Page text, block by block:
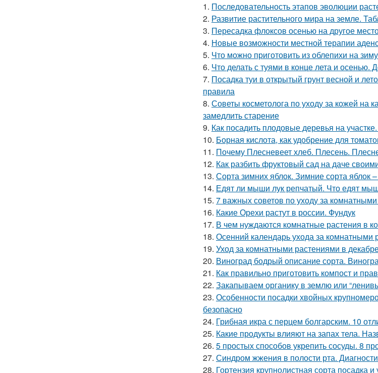
1. Последовательность этапов эволюции
2. Развитие растительного мира на земле.
3. Пересадка флоксов осенью на другое
4. Новые возможности местной терапии
5. Что можно приготовить из облепихи на
6. Что делать с туями в конце лета и осенью.
7. Посадка туи в открытый грунт весной и
правила
8. Советы косметолога по уходу за кожей на
замедлить старение
9. Как посадить плодовые деревья на
10. Борная кислота, как удобрение для
11. Почему Плесневеет хлеб. Плесень.
12. Как разбить фруктовый сад на даче
13. Сорта зимних яблок. Зимние сорта яблок
14. Едят ли мыши лук репчатый. Что едят
15. 7 важных советов по уходу за
16. Какие Орехи растут в россии. Фундук
17. В чем нуждаются комнатные растения в
18. Осенний календарь ухода за комнатными
19. Уход за комнатными растениями в
20. Виноград бодрый описание сорта.
21. Как правильно приготовить компост и
22. Закапываем органику в землю или
23. Особенности посадки хвойных
безопасно
24. Грибная икра с перцем болгарским. 10
25. Какие продукты влияют на запах тела.
26. 5 простых способов укрепить сосуды. 8
27. Синдром жжения в полости рта.
28. Гортензия крупнолистная сорта посадка